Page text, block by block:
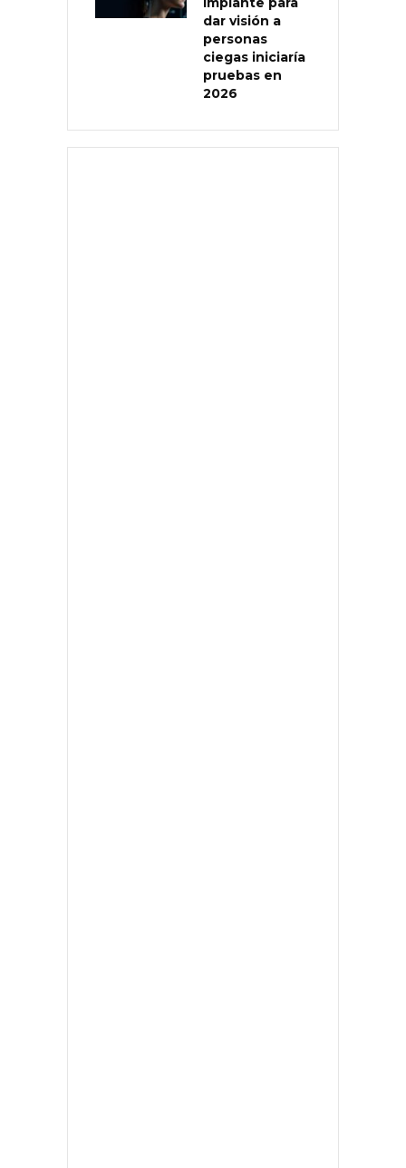
dar visión a
personas
ciegas iniciaría
pruebas en
2026